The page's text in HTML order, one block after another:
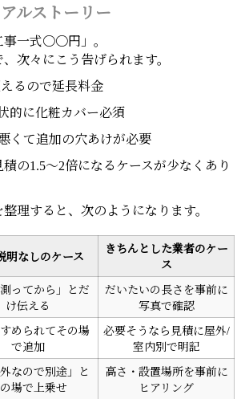
ルストーリー
一式〇〇円」。
次々にこう告げられます。
るので延長料金
的に化粧カバー必須
くて追加の穴あけが必要
の1.5～2倍になるケースが少なくあり
理すると、次のようになります。
明なしのケース
きちんとした業者のケー
ス
測ってから」とだ
け伝える
だいたいの長さを事前に
写真で確認
められてその場
で追加
必要そうなら見積に屋外/
室内別で明記
外なので別途」と
場で上乗せ
高さ・設置場所を事前に
ヒアリング